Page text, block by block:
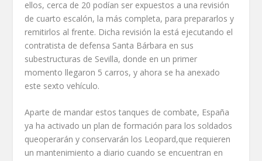
ellos, cerca de 20 podían ser expuestos a una revisión
de cuarto escalón, la más completa, para prepararlos y
remitirlos al frente. Dicha revisión la está ejecutando el
contratista de defensa Santa Bárbara en sus
subestructuras de Sevilla, donde en un primer
momento llegaron 5 carros, y ahora se ha anexado
este sexto vehículo.
Aparte de mandar estos tanques de combate, España
ya ha activado un plan de formación para los soldados
queoperarán y conservarán los Leopard,que requieren
un mantenimiento a diario cuando se encuentran en